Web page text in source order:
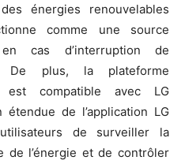
énergies renouvelables
comme une source
cas d’interruption de
De plus, la plateforme
est compatible avec LG
de l’application LG
de surveiller la
de l’énergie et de contrôler